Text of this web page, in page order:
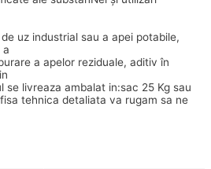
uz industrial sau a apei potabile,
a
a apelor reziduale, aditiv în
se livreaza ambalat in:sac 25 Kg sau
tehnica detaliata va rugam sa ne